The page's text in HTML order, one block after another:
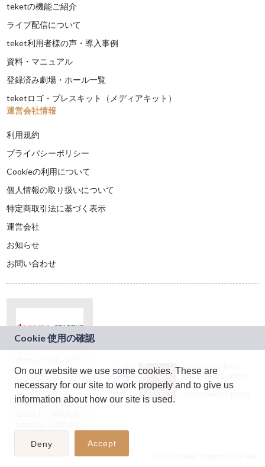
teketの機能ご紹介
ライブ配信について
teket利用者様の声・導入事例
資料・マニュアル
登録済み劇場・ホール一覧
teketロゴ・プレスキット（メディアキット）
運営会社情報
利用規約
プライバシーポリシー
Cookieの利用について
個人情報の取り扱いについて
特定商取引法に基づく表示
運営会社
お知らせ
お問い合わせ
ドコモグループの新
規事業創出プログラ
ム「docomo
STARTUP」を通じて
JASRAC許諾番号：
9024936001Y45037
JASRAC許諾番号：
On our website we use some cookies. These are
necessary for our site to work properly and to give us
information about how our site is used.
Deny Accept